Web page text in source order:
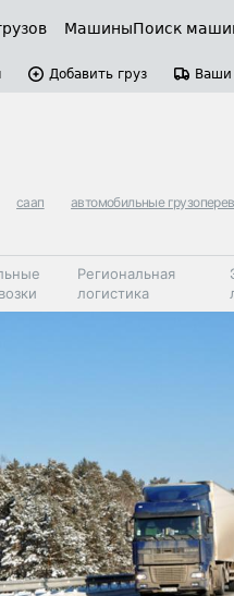
МашиныПоиск
Добавить груз
саап автомобильные
Региональная
логистика